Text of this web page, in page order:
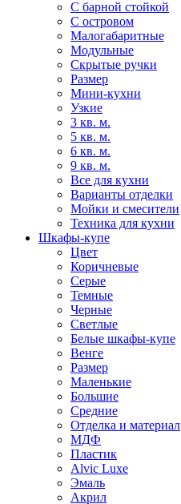
С барной стойкой
С островом
Малогабаритные
Модульные
Скрытые ручки
Размер
Мини-кухни
Узкие
3 кв. м.
5 кв. м.
6 кв. м.
9 кв. м.
Все для кухни
Варианты отделки
Мойки и смесители
Техника для кухни
Шкафы-купе
Цвет
Коричневые
Серые
Темные
Черные
Светлые
Белые шкафы-купе
Венге
Размер
Маленькие
Большие
Средние
Отделка и материал
МДФ
Пластик
Alvic Luxe
Эмаль
Акрил